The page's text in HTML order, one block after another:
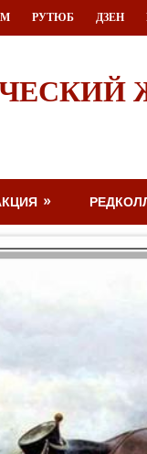
РУТЮБ ДЗЕН